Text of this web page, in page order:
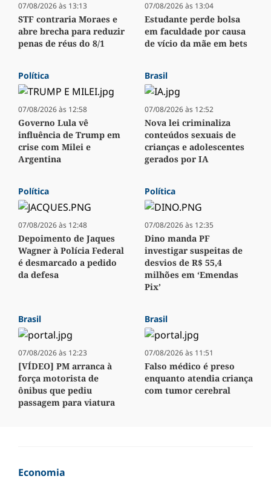
07/08/2026 às 13:13
STF contraria Moraes e
abre brecha para reduzir
penas de réus do 8/1
07/08/2026 às 13:04
Estudante perde bolsa
em faculdade por causa
de vício da mãe em bets
Política
07/08/2026 às 12:58
Governo Lula vê
influência de Trump em
crise com Milei e
Argentina
Brasil
07/08/2026 às 12:52
Nova lei criminaliza
conteúdos sexuais de
crianças e adolescentes
gerados por IA
Política
07/08/2026 às 12:48
Depoimento de Jaques
Wagner à Polícia Federal
é desmarcado a pedido
da defesa
Política
07/08/2026 às 12:35
Dino manda PF
investigar suspeitas de
desvios de R$ 55,4
milhões em ‘Emendas
Pix’
Brasil
07/08/2026 às 12:23
[VÍDEO] PM arranca à
força motorista de
ônibus que pediu
passagem para viatura
Brasil
07/08/2026 às 11:51
Falso médico é preso
enquanto atendia criança
com tumor cerebral
Economia